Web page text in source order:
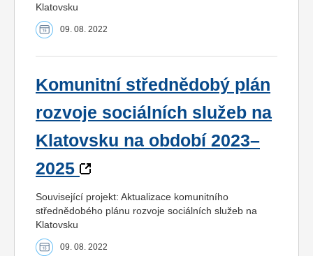
Klatovsku
09. 08. 2022
Komunitní střednědobý plán
rozvoje sociálních služeb na
Klatovsku na období 2023–
2025
Související projekt: Aktualizace komunitního
střednědobého plánu rozvoje sociálních služeb na
Klatovsku
09. 08. 2022